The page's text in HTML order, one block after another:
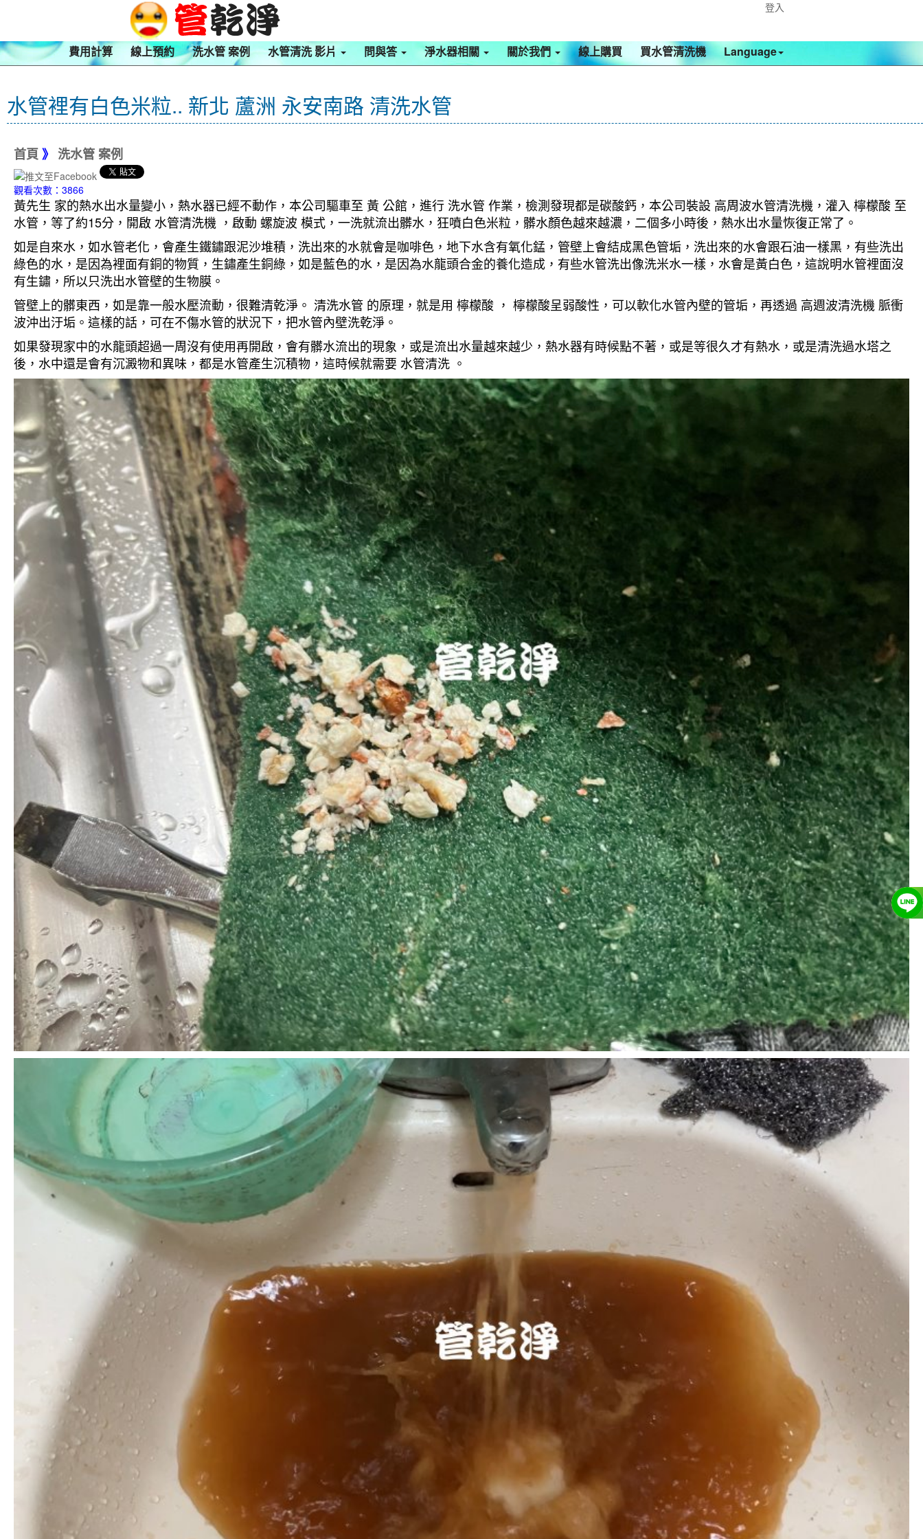
登入
費用計算 線上預約 洗水管 案例 水管清洗 影片 問與答 淨水器相關 關於我們 線上購買 買水管清洗機 Language
水管裡有白色米粒.. 新北 蘆洲 永安南路 清洗水管
首頁 》 洗水管 案例
觀看次數：3866
黃先生 家的熱水出水量變小，熱水器已經不動作，本公司驅車至 黃 公館，進行 洗水管 作業，檢測發現都是碳酸鈣，本公司裝設 高周波水管清洗機，灌入 檸檬酸 至
水管，等了約15分，開啟 水管清洗機 ，啟動 螺旋波 模式，一洗就流出髒水，狂噴白色米粒，髒水顏色越來越濃，二個多小時後，熱水出水量恢復正常了。
如是自來水，如水管老化，會產生鐵鏽跟泥沙堆積，洗出來的水就會是咖啡色，地下水含有氧化錳，管壁上會結成黑色管垢，洗出來的水會跟石油一樣黑，有些洗出
綠色的水，是因為裡面有銅的物質，生鏽產生銅綠，如是藍色的水，是因為水龍頭合金的養化造成，有些水管洗出像洗米水一樣，水會是黃白色，這說明水管裡面沒
有生鏽，所以只洗出水管壁的生物膜。
管壁上的髒東西，如是靠一般水壓流動，很難清乾淨。 清洗水管 的原理，就是用 檸檬酸 ， 檸檬酸呈弱酸性，可以軟化水管內壁的管垢，再透過 高週波清洗機 脈衝
波沖出汙垢。這樣的話，可在不傷水管的狀況下，把水管內壁洗乾淨。
如果發現家中的水龍頭超過一周沒有使用再開啟，會有髒水流出的現象，或是流出水量越來越少，熱水器有時候點不著，或是等很久才有熱水，或是清洗過水塔之
後，水中還是會有沉澱物和異味，都是水管產生沉積物，這時候就需要 水管清洗 。